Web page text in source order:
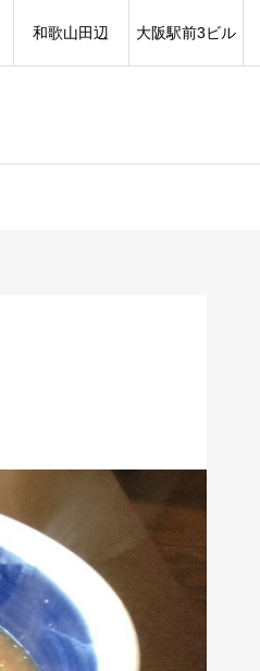
和歌山田辺 大阪駅前3ビル